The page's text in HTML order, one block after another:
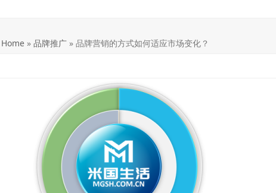
Home » 品牌推广 » 品牌营销的方式如何适应市场变化？